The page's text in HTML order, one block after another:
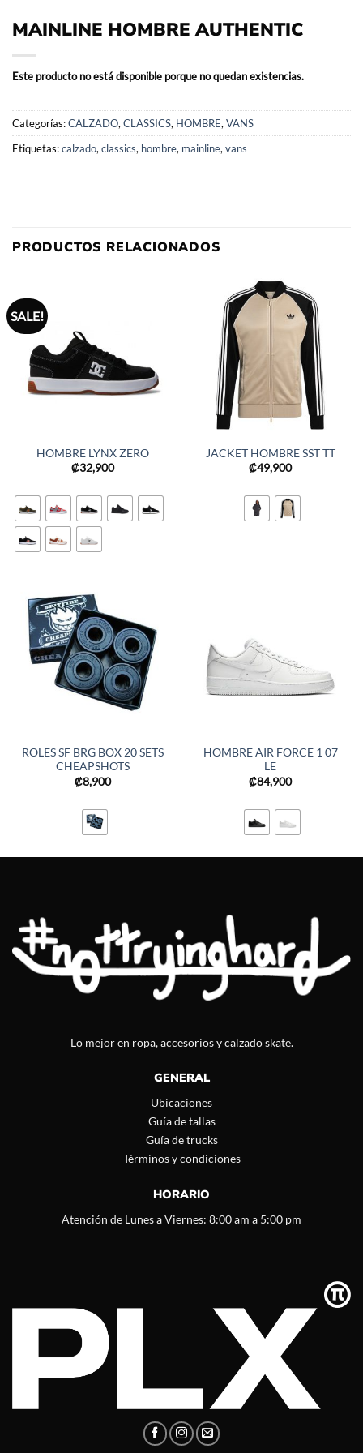
MAINLINE HOMBRE AUTHENTIC
Este producto no está disponible porque no quedan existencias.
Categorías:CALZADO, CLASSICS, HOMBRE, VANS
Etiquetas:calzado, classics, hombre, mainline, vans
PRODUCTOS RELACIONADOS
SALE!
HOMBRE LYNX ZERO
₡32,900
JACKET HOMBRE SST TT
₡49,900
ROLES SF BRG BOX 20 SETS
CHEAPSHOTS
₡8,900
HOMBRE AIR FORCE 1 07
LE
₡84,900
Lo mejor en ropa, accesorios y calzado skate.
GENERAL
Ubicaciones
Guía de tallas
Guía de trucks
Términos y condiciones
HORARIO
Atención de Lunes a Viernes: 8:00 am a 5:00 pm